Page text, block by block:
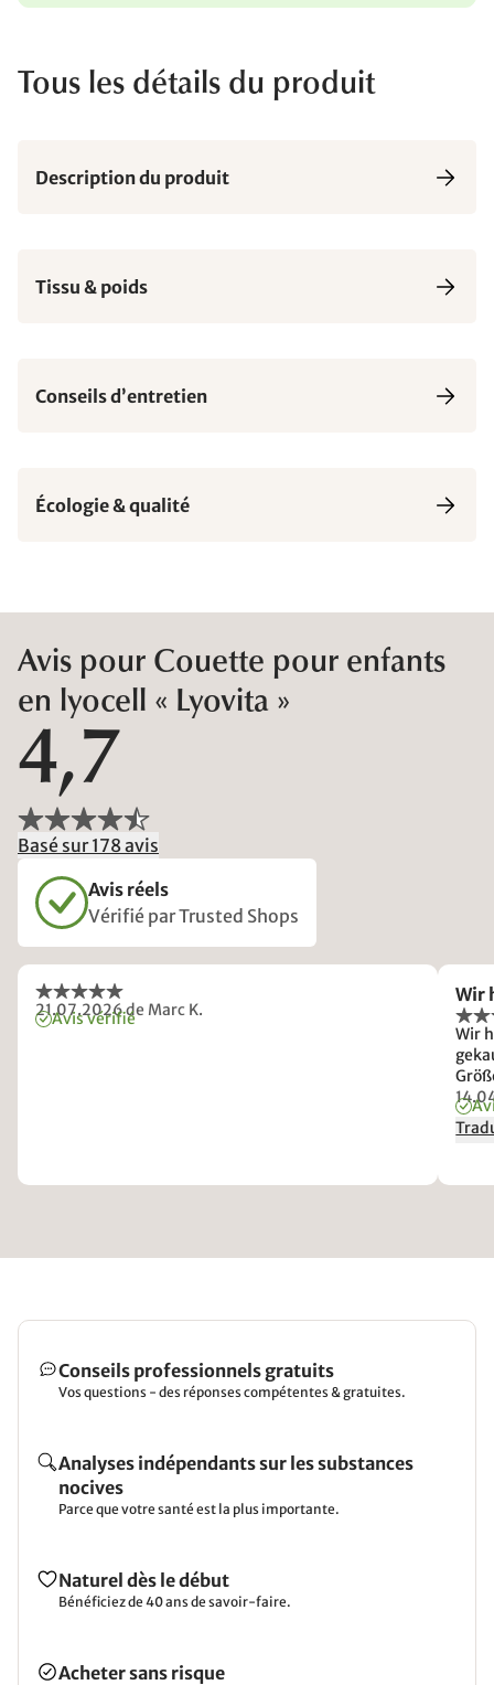
Tous les détails du produit
Description du produit
Tissu & poids
Conseils d’entretien
Écologie & qualité
Avis pour Couette pour enfants
en lyocell « Lyovita »
4,7
Basé sur 178 avis
Avis réels
Vérifié par Trusted Shops
21.07.2026de Marc K.
Avis vérifié
Wir
Wir
der
Conseils professionnels gratuits
Vos questions - des réponses compétentes & gratuites.
Analyses indépendants sur les substances
nocives
Parce que votre santé est la plus importante.
Naturel dès le début
Bénéficiez de 40 ans de savoir-faire.
Acheter sans risque